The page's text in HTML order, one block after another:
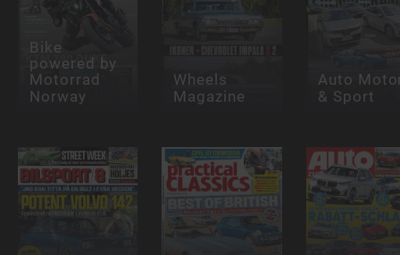
Bike
powered by
Motorrad
Norway
Wheels
Magazine
Auto
& Sport